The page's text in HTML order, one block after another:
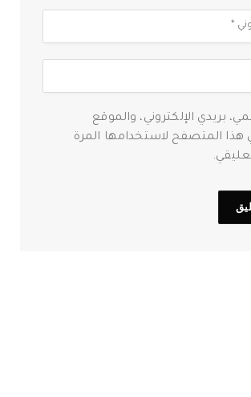
بريدي الإلكتروني، والموقع
هذا المتصفح لاستخدامها المرة